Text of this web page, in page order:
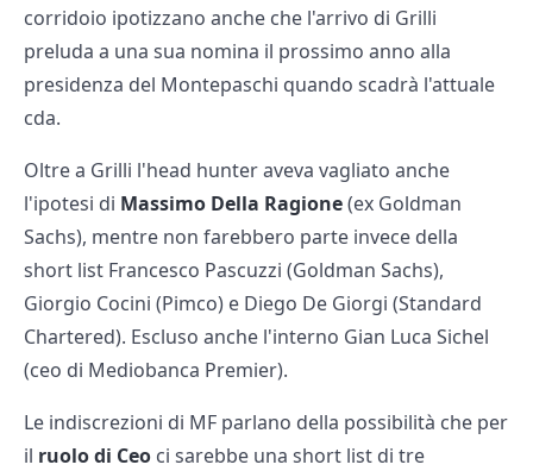
corridoio ipotizzano anche che l'arrivo di Grilli
preluda a una sua nomina il prossimo anno alla
presidenza del Montepaschi quando scadrà l'attuale
cda.
Oltre a Grilli l'head hunter aveva vagliato anche
l'ipotesi di Massimo Della Ragione(ex Goldman
Sachs), mentre non farebbero parte invece della
short list Francesco Pascuzzi (Goldman Sachs),
Giorgio Cocini (Pimco) e Diego De Giorgi (Standard
Chartered). Escluso anche l'interno Gian Luca Sichel
(ceo di Mediobanca Premier).
Le indiscrezioni di MF parlano della possibilità che per
il ruolo di Ceo ci sarebbe una short list di tre